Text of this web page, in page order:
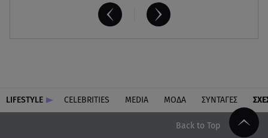
LIFESTYLE CELEBRITIES MEDIA ΜΟΔΑ ΣΥΝΤΑΓΕΣ
Back to Top